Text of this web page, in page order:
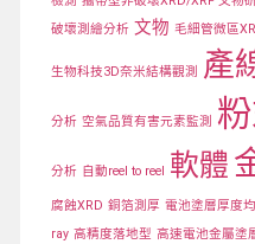
破壞測繪分析 文物 毛細管微區
生物科技3D奈米結構觀測 產
分析 空氣品質有害元素監測
分析 自動reel to reel 軟體
腐蝕XRD 銅箔測厚 電池塗層厚度
ray 高精度落地型 高速電池金屬塗